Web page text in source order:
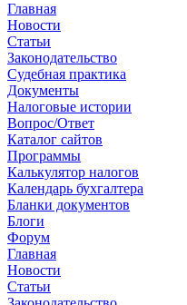
Главная
Новости
Cтатьи
Законодательство
Судебная практика
Документы
Налоговые истории
Вопрос/Ответ
Каталог сайтов
Программы
Калькулятор налогов
Календарь бухгалтера
Бланки документов
Блоги
Форум
Главная
Новости
Cтатьи